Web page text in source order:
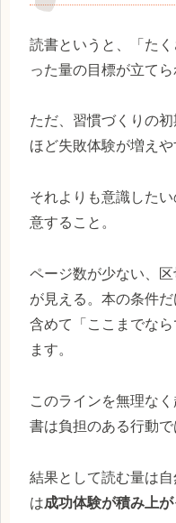
読書というと、「た
った量の目標が立てら
ただ、習慣づくりの
ほど失敗体験が増えや
それよりも意識した
意すること。
ページ数が少ない、
が見える。本の条件
含めて「ここまでな
ます。
このラインを無理な
書は負担のある行動で
結果として読む量は
は成功体験が積み上